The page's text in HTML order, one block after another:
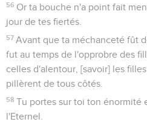
56 Or ta bouche n'a point fait
jour de tes fiertés.
57 Avant que ta méchanceté fût
fut au temps de l'opprobre des
celles d'alentour, [savoir] les
pillèrent de tous côtés.
58 Tu portes sur toi ton énormité
l'Eternel.